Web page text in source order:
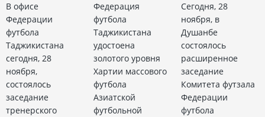
В офисе
Федерации
футбола
Таджикистана
сегодня, 28
ноября,
состоялось
заседание
тренерского
Федерация
футбола
Таджикистана
удостоена
золотого уровня
Хартии массового
футбола
Азиатской
футбольной
Сегодня, 28
ноября, в
Душанбе
состоялось
расширенное
заседание
Комитета футзала
Федерации
футбола